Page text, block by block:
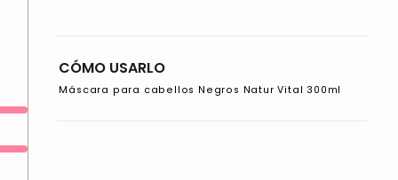
CÓMO USARLO
Máscara para cabellos Negros Natur Vital 300ml